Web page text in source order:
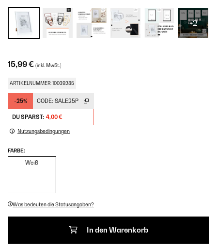
+2
15,99 € (inkl. MwSt.)
ARTIKELNUMMER: 10039285
-25% CODE: SALE25P
DU SPARST: 4,00 €
Nutzungsbedingungen
FARBE:
Weiß
Was bedeuten die Statusangaben?
In den Warenkorb